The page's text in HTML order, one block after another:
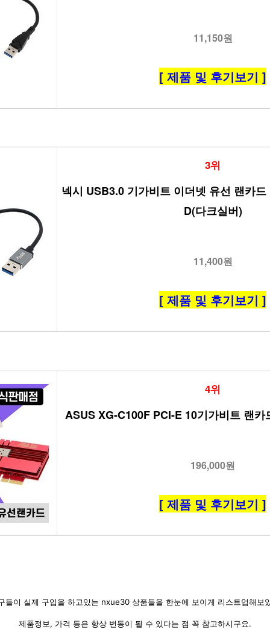
11,150원
[ 제품 및 후기보기 ]
3위
넥시 USB3.0 기가비트 이더넷 유선 랜카
D(다크실버)
11,400원
[ 제품 및 후기보기 ]
4위
ASUS XG-C100F PCI-E 10기가비트 랜카
196,000원
[ 제품 및 후기보기 ]
들이 실제 구입을 하고있는 nxue30 상품들을 한눈에 보이게 리스트업해보
제품정보, 가격 등은 항상 변동이 될 수 있다는 점 꼭 참고하시구요.